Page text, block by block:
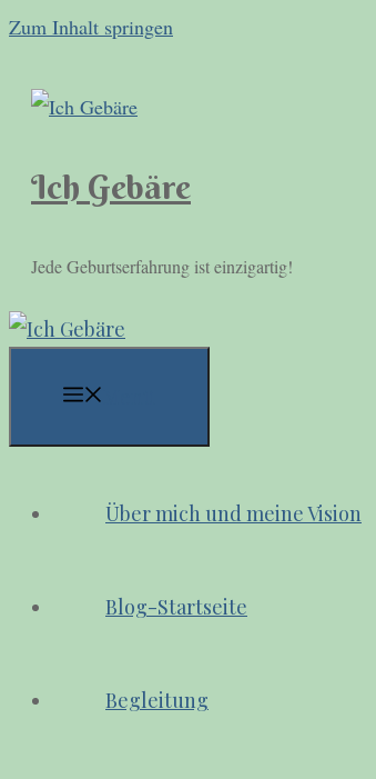
Zum Inhalt springen
Ich Gebäre
Jede Geburtserfahrung ist einzigartig!
Über mich und meine Vision
Blog-Startseite
Begleitung